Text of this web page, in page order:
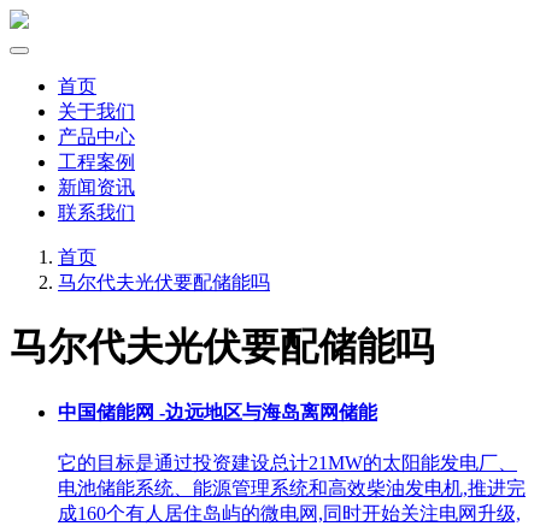
首页
关于我们
产品中心
工程案例
新闻资讯
联系我们
首页
马尔代夫光伏要配储能吗
马尔代夫光伏要配储能吗
中国储能网 -边远地区与海岛离网储能
它的目标是通过投资建设总计21MW的太阳能发电厂、
电池储能系统、能源管理系统和高效柴油发电机,推进完
成160个有人居住岛屿的微电网,同时开始关注电网升级,